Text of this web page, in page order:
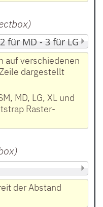
)
auf verschiedenen
dargestellt
MD, LG, XL und
Raster-
)
der Abstand